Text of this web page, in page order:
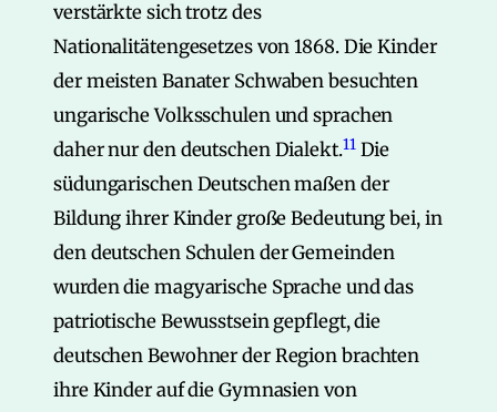
verstärkte sich trotz des
Nationalitätengesetzes von 1868. Die Kinder
der meisten Banater Schwaben besuchten
ungarische Volksschulen und sprachen
daher nur den deutschen Dialekt.11Die
südungarischen Deutschen maßen der
Bildung ihrer Kinder große Bedeutung bei, in
den deutschen Schulen der Gemeinden
wurden die magyarische Sprache und das
patriotische Bewusstsein gepflegt, die
deutschen Bewohner der Region brachten
ihre Kinder auf die Gymnasien von